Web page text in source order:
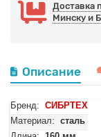
Доставка
Минску и
Описание
Бренд: СИБРТЕХ
Материал: сталь